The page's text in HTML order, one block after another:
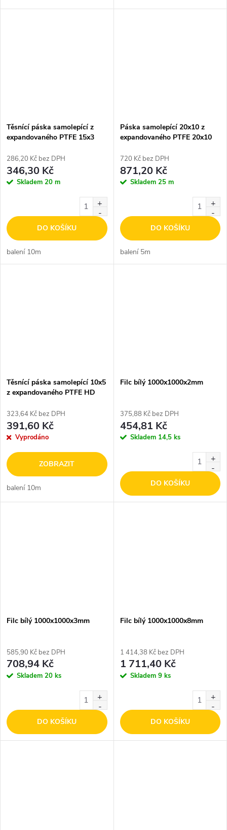
Těsnící páska samolepící z
expandovaného PTFE 15x3
286,20 Kč bez DPH
346,30 Kč
Skladem 20 m
DO KOŠÍKU
balení 10m
Páska samolepící 20x10 z
expandovaného PTFE 20x10
720 Kč bez DPH
871,20 Kč
Skladem 25 m
DO KOŠÍKU
balení 5m
Těsnící páska samolepící 10x5
z expandovaného PTFE HD
323,64 Kč bez DPH
391,60 Kč
Vyprodáno
ZOBRAZIT
balení 10m
Filc bílý 1000x1000x2mm
375,88 Kč bez DPH
454,81 Kč
Skladem 14,5 ks
DO KOŠÍKU
Filc bílý 1000x1000x3mm
585,90 Kč bez DPH
708,94 Kč
Skladem 20 ks
DO KOŠÍKU
Filc bílý 1000x1000x8mm
1 414,38 Kč bez DPH
1 711,40 Kč
Skladem 9 ks
DO KOŠÍKU